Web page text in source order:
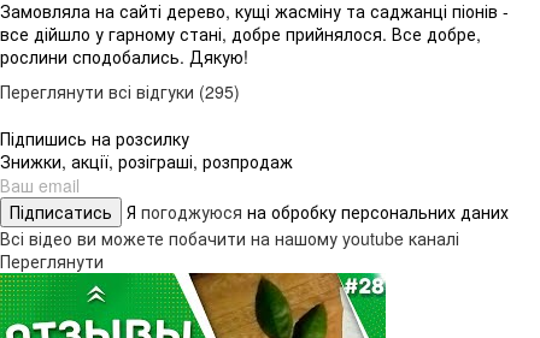
Замовляла на сайті дерево, кущі жасміну та саджанці піонів -
все дійшло у гарному стані, добре прийнялося. Все добре,
рослини сподобались. Дякую!
Переглянути всі відгуки (295)
Підпишись на розсилку
Знижки, акції, розіграші, розпродаж
Підписатись Я погоджуюся на обробку персональних даних
Всі відео ви можете побачити на нашому youtube каналі
Переглянути